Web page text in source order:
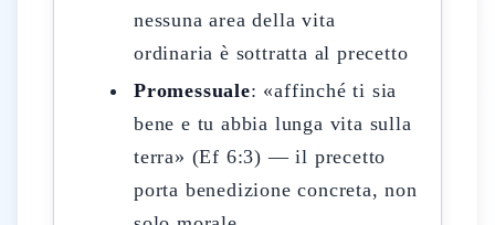
nessuna area della vita
ordinaria è sottratta al precetto
Promessuale: «affinché ti sia
bene e tu abbia lunga vita sulla
terra» (Ef 6:3) — il precetto
porta benedizione concreta, non